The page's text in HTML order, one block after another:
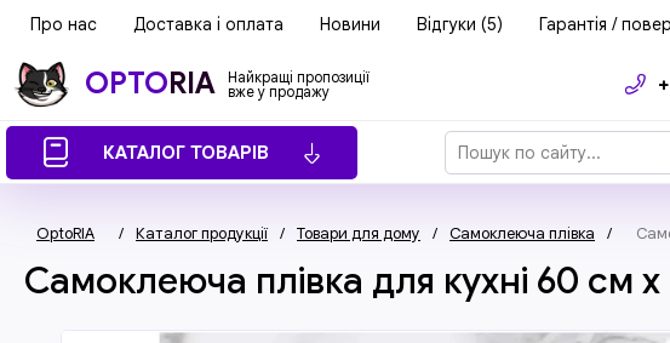
Про нас Доставка і оплата Новини Відгуки (5) Гарантія /
OPTORIA
Найкращі пропозиції
вже у продажу
КАТАЛОГ ТОВАРІВ
OptoRIA / Каталог продукції / Товари для дому / Самоклеюча плівка /
Самоклеюча плівка для кухні 60 см